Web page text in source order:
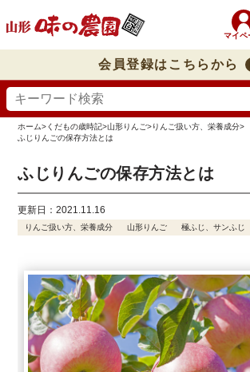
マイペ
会員登録はこちらから
ホーム>くだもの歳時記>山形りんご>りんご扱い方、栄養成分>
ふじりんごの保存方法とは
ふじりんごの保存方法とは
更新日：2021.11.16
りんご扱い方、栄養成分 山形りんご 極ふじ、サンふじ